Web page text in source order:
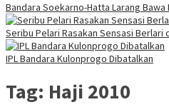
Bandara Soekarno-Hatta Larang
Seribu Pelari Rasakan Sensasi Berlari
IPL Bandara Kulonprogo Dibatalkan
Tag: Haji 2010